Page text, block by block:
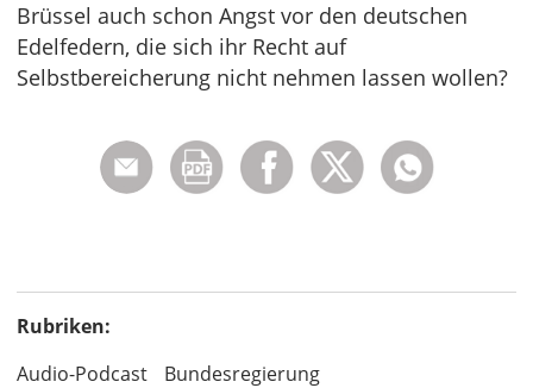
Brüssel auch schon Angst vor den deutschen
Edelfedern, die sich ihr Recht auf
Selbstbereicherung nicht nehmen lassen wollen?
Rubriken:
Audio-Podcast
Bundesregierung